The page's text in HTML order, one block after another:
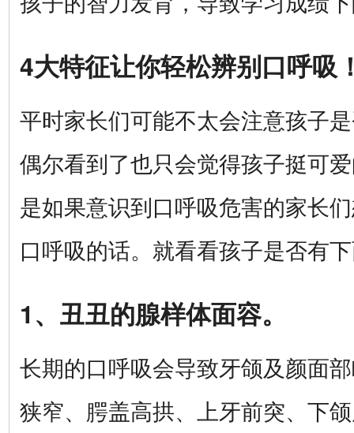
4大特征让你轻松辨别口呼吸
平时家长们可能不太会注意孩子
偶尔看到了也只会觉得孩子挺可
是如果意识到口呼吸危害的家长
口呼吸的话。就看看孩子是否有
1、丑丑的腺样体面容。
长期的口呼吸会导致牙颌及颜面
狭窄、腭盖高拱、上牙前突、下